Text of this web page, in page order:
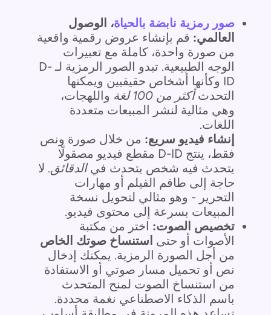
صور رمزية نابضة بالحياة، الوصول
العالمي: قم بإنشاء عروض رقمية واقعية
من صورة واحدة، كاملة مع تعبيرات
الوجه الطبيعية. تبدو الصور الرمزية لـ D-
ID وكأنها أشخاص حقيقيين ويمكنها
التحدثأكثر من 100 لغة
واللهجات،
وهي مثالية لنشر المبيعات متعددة
اللغات.
إنشاء فيديو سريع: من خلال صورة ونص
فقط، ينتج D-ID مقطع فيديو مصقولًا
يتحدث فيه شخص يتحدث فيالدقائق. لا
حاجة إلى طاقم الفيلم أو مهارات
التحرير - وهو مثالي لتحويل نسخة
المبيعات بسرعة إلى محتوى فيديو.
تخصيص الصوت: اختر من مكتبة
الأصوات أو حتى استنساخ صوتك الخاص
من أجل الصورة الرمزية. يمكنك إدخال
نص أو تحميل مسار صوتي أو الاستفادة
من استنساخ الصوت لمنح المتحدث
باسم الذكاء الاصطناعي نغمة محددة.